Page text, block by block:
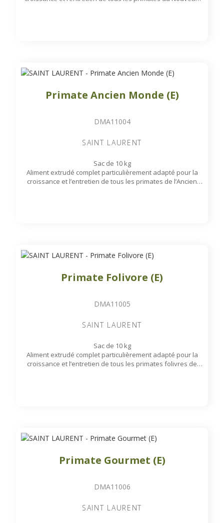
Primate Ancien Monde (E)
DMA11004
SAINT LAURENT
Sac de 10 kg
Aliment extrudé complet particulièrement adapté pour la
croissance et l’entretien de tous les primates de l’Ancien
Primate Folivore (E)
DMA11005
SAINT LAURENT
Sac de 10 kg
Aliment extrudé complet particulièrement adapté pour la
croissance et l’entretien de tous les primates folivres de
Primate Gourmet (E)
DMA11006
SAINT LAURENT